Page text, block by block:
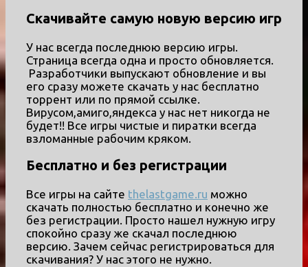
Скачивайте самую новую версию игр
У нас всегда последнюю версию игры.
Страница всегда одна и просто обновляется.
Разработчики выпускают обновление и вы
его сразу можете скачать у нас бесплатно
торрент или по прямой ссылке.
Вирусом,амиго,яндекса у нас нет никогда не
будет!! Все игры чистые и пиратки всегда
взломанные рабочим кряком.
Бесплатно и без регистрации
Все игры на сайте thelastgame.ru можно
скачать полностью бесплатно и конечно же
без регистрации. Просто нашел нужную игру
спокойно сразу же скачал последнюю
версию. Зачем сейчас регистрироваться для
скачивания? У нас этого не нужно.